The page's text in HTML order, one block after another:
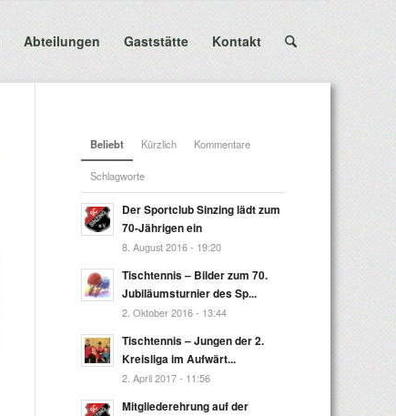
Abteilungen Gaststätte Kontakt
Beliebt Kürzlich Kommentare
Schlagworte
Der Sportclub Sinzing lädt zum
70-Jährigen ein
8. August 2016 - 19:20
Tischtennis – Bilder zum 70.
Jubiläumsturnier des Sp...
2. Oktober 2016 - 13:44
Tischtennis – Jungen der 2.
Kreisliga im Aufwärt...
2. April 2017 - 11:56
Mitgliederehrung auf der